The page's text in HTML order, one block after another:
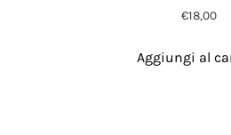
€18,00
Aggiungi al